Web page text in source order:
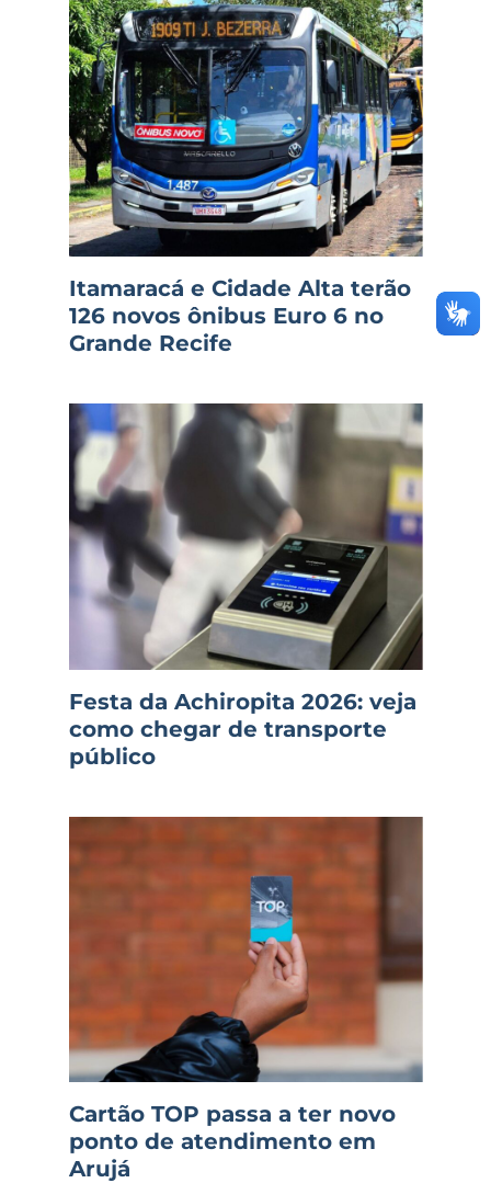
Itamaracá e Cidade Alta terão
126 novos ônibus Euro 6 no
Grande Recife
Festa da Achiropita 2026: veja
como chegar de transporte
público
Cartão TOP passa a ter novo
ponto de atendimento em
Arujá